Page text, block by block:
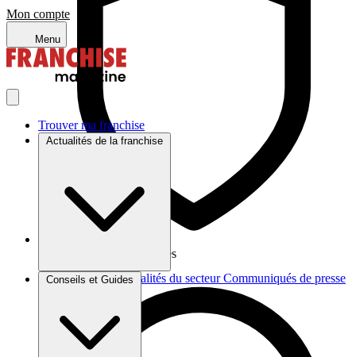
Mon compte
Menu
Trouver ma franchise
Actualités de la franchise
Brèves et actus Actualités du secteur Communiqués de presse
Conseils et Guides
Vos données sont protégées